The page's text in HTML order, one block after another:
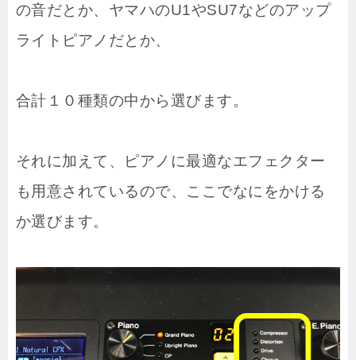
の音だとか、ヤマハのU1やSU7などのアップ
ライトピアノだとか、
合計１０種類の中から選びます。
それに加えて、ピアノに最適なエフェクター
も用意されているので、ここでなにをかける
か選びます。